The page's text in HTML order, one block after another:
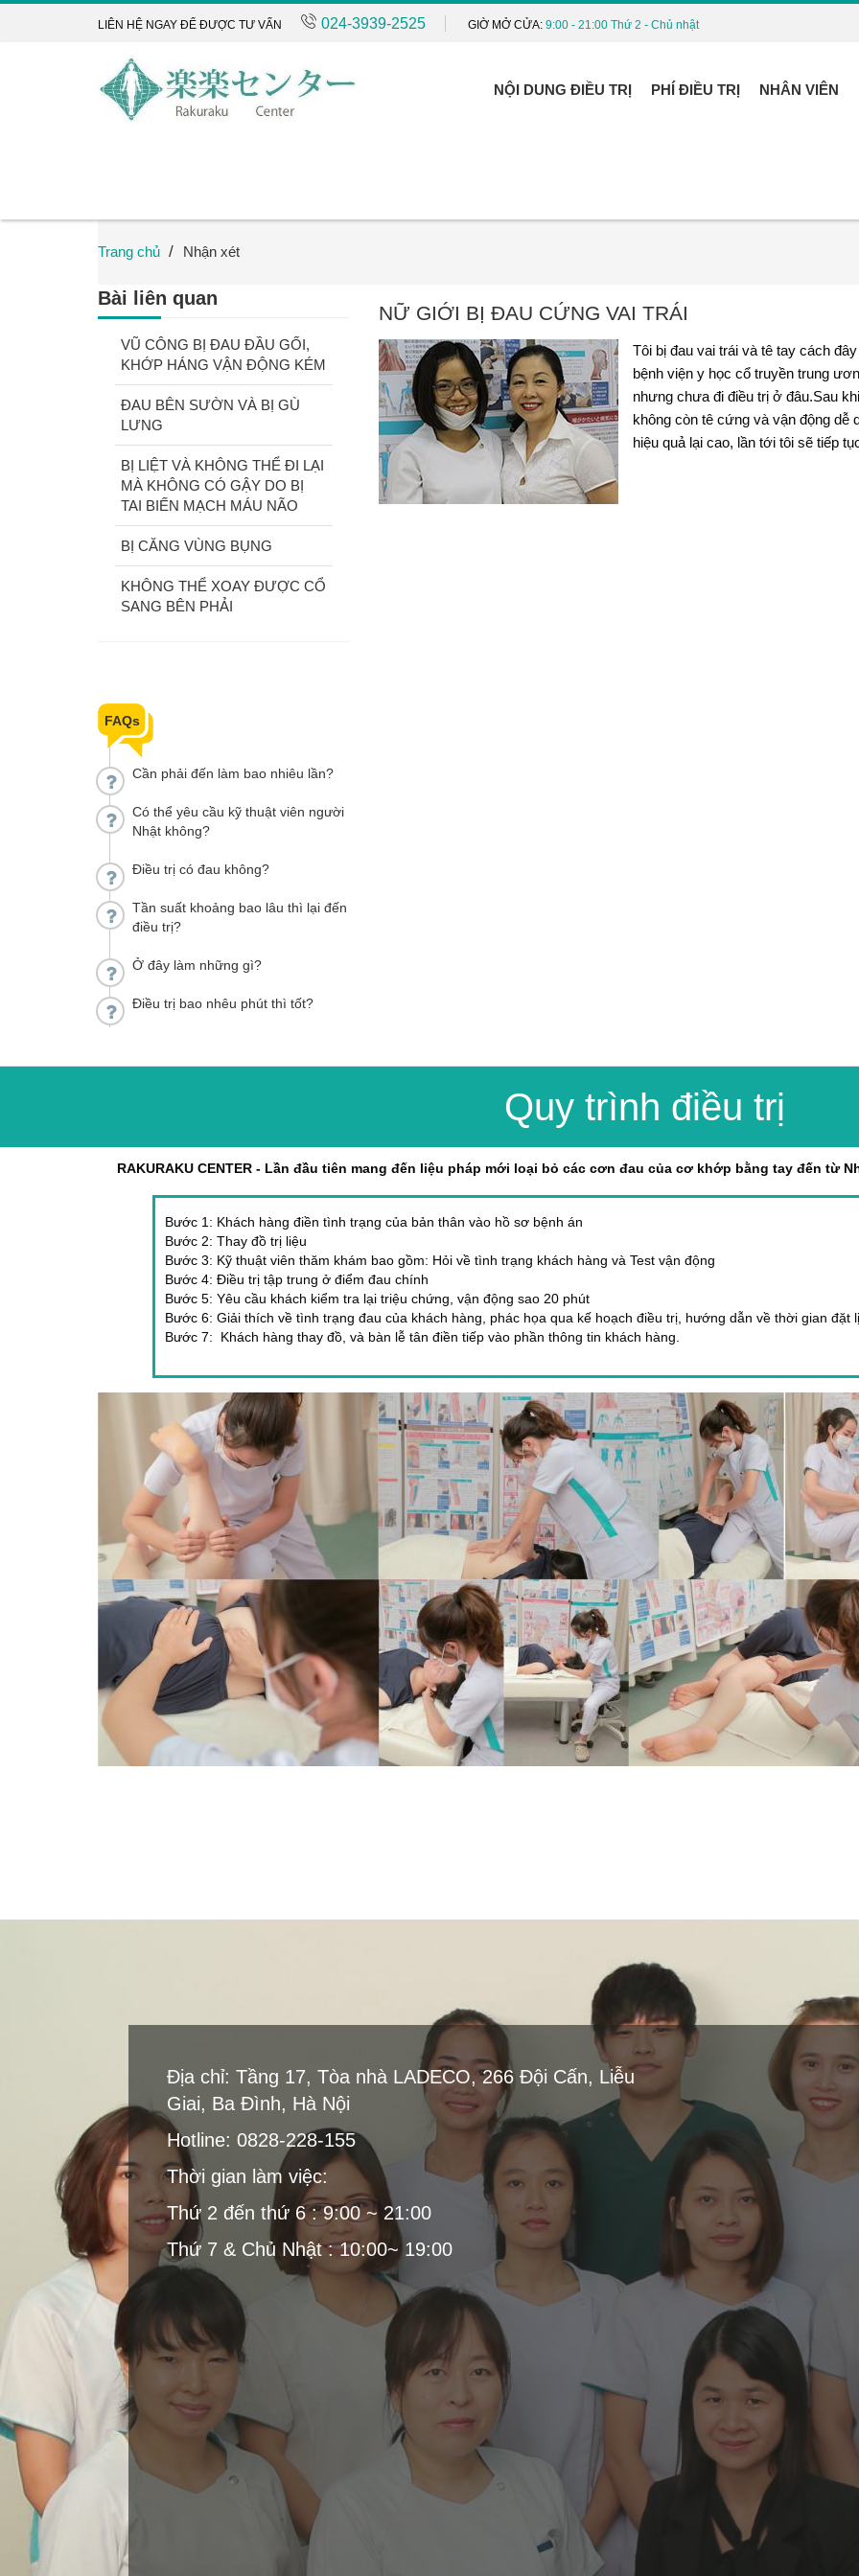
LIÊN HỆ NGAY ĐỂ ĐƯỢC TƯ VẤN 024-3939-2525 GIỜ MỞ CỬA: 9:00 - 21:00 Thứ 2 - Chủ nhật
NHÂN VIÊN
PHÍ ĐIỀU TRỊ
NỘI DUNG ĐIỀU TRỊ
Trang chủ Nhận xét
Bài liên quan
VŨ CÔNG BỊ ĐAU ĐẦU GỐI,
KHỚP HÁNG VẬN ĐỘNG KÉM
ĐAU BÊN SƯỜN VÀ BỊ GÙ
LƯNG
BỊ LIỆT VÀ KHÔNG THỂ ĐI LẠI
MÀ KHÔNG CÓ GẬY DO BỊ
TAI BIẾN MẠCH MÁU NÃO
BỊ CĂNG VÙNG BỤNG
KHÔNG THỂ XOAY ĐƯỢC CỔ
SANG BÊN PHẢI
FAQs
Cần phải đến làm bao nhiêu lần?
Có thể yêu cầu kỹ thuật viên người
Nhật không?
Điều trị có đau không?
Tần suất khoảng bao lâu thì lại đến
điều trị?
Ở đây làm những gì?
Điều trị bao nhêu phút thì tốt?
NỮ GIỚI BỊ ĐAU CỨNG VAI TRÁI
Tôi bị đau vai trái và tê tay cách
bệnh viện y học cổ truyền trung
nhưng chưa đi điều trị ở đâu.Sau
không còn tê cứng và vận động dễ
hiệu quả lại cao, lần tới tôi sẽ tiếp
Quy trình điều trị
RAKURAKU CENTER - Lần đầu tiên mang đến liệu pháp mới loại bỏ các cơn đau của cơ khớp bằng tay đến từ
Bước 1: Khách hàng điền tình trạng của bản thân vào hồ sơ bệnh án
Bước 2: Thay đồ trị liệu
Bước 3: Kỹ thuật viên thăm khám bao gồm: Hỏi về tình trạng khách hàng và Test vận động
Bước 4: Điều trị tập trung ở điểm đau chính
Bước 5: Yêu cầu khách kiểm tra lại triệu chứng, vận động sao 20 phút
Bước 6: Giải thích về tình trạng đau của khách hàng, phác họa qua kế hoạch điều trị, hướng dẫn về thời gian đặt
Bước 7: Khách hàng thay đồ, và bàn lễ tân điền tiếp vào phần thông tin khách hàng.
Địa chỉ: Tầng 17, Tòa nhà LADECO, 266 Đội Cấn, Liễu
Giai, Ba Đình, Hà Nội
Hotline: 0828-228-155
Thời gian làm việc:
Thứ 2 đến thứ 6 : 9:00 ~ 21:00
Thứ 7 & Chủ Nhật : 10:00~ 19:00